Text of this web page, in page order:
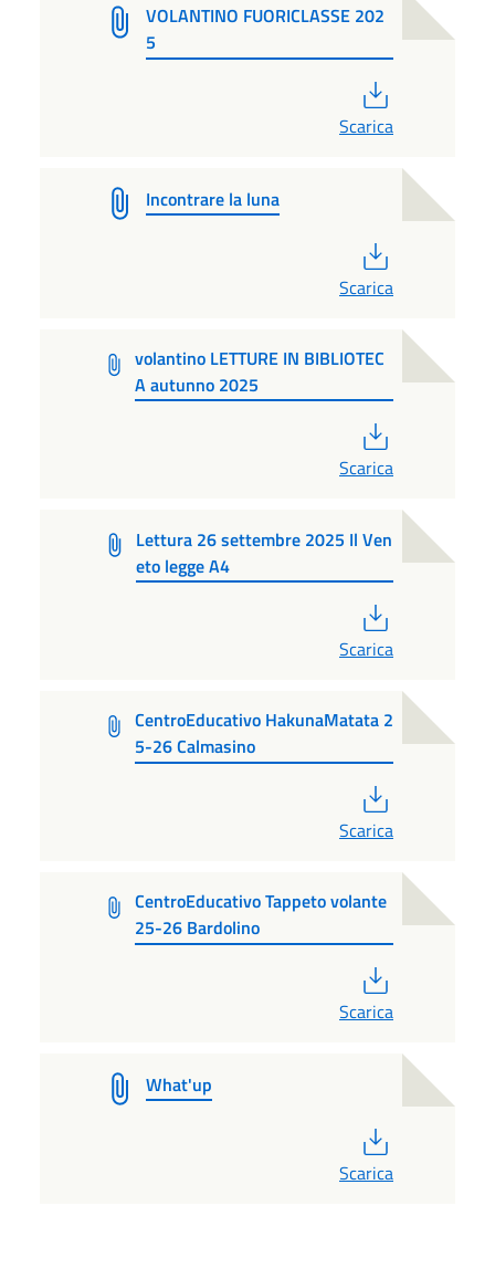
VOLANTINO FUORICLASSE 202
5
Scarica
Incontrare la luna
Scarica
volantino LETTURE IN BIBLIOTEC
A autunno 2025
Scarica
Lettura 26 settembre 2025 Il Ven
eto legge A4
Scarica
CentroEducativo HakunaMatata 2
5-26 Calmasino
Scarica
CentroEducativo Tappeto volante
25-26 Bardolino
Scarica
What'up
Scarica